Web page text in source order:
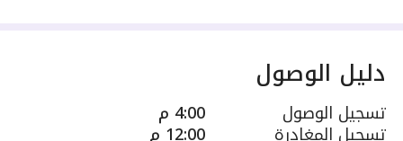
دليل الوصول
تسجيل الوصول 4:00 م
تسجيل المغادرة 12:00 م